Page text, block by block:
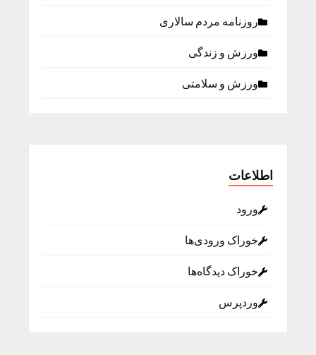
روزنامه مردم سالاری
ورزش و زندگی
ورزش و سلامتی
اطلاعات
ورود
خوراک ورودی‌ها
خوراک دیدگاه‌ها
وردپرس